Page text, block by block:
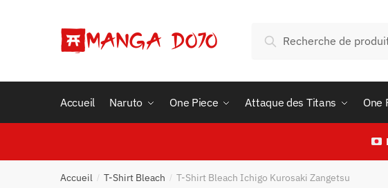
pour :
Recherche
Accueil Naruto One Piece Attaque des Titans One
Accueil / T-Shirt Bleach / T-Shirt Bleach Ichigo Kurosaki Zangetsu